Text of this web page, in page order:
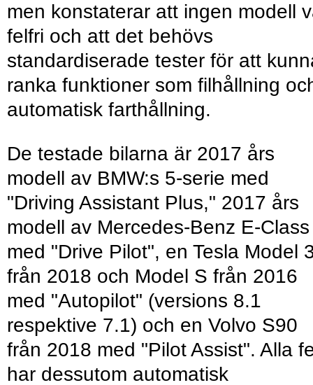
men konstaterar att ingen modell
felfri och att det behövs
standardiserade tester för att
ranka funktioner som filhållning
automatisk farthållning.
De testade bilarna är 2017 års
modell av BMW:s 5-serie med
"Driving Assistant Plus," 2017 års
modell av Mercedes-Benz E-Class
med "Drive Pilot", en Tesla Model
från 2018 och Model S från 2016
med "Autopilot" (versions 8.1
respektive 7.1) och en Volvo S90
från 2018 med "Pilot Assist". Alla
har dessutom automatisk